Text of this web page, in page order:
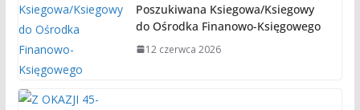
Poszukiwana Ksiegowa/Ksiegowy
do Ośrodka Finanowo-Księgowego
12 czerwca 2026